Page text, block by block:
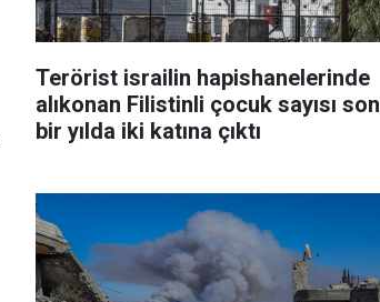
Terörist israilin hapishanelerinde
alıkonan Filistinli çocuk sayısı son
bir yılda iki katına çıktı